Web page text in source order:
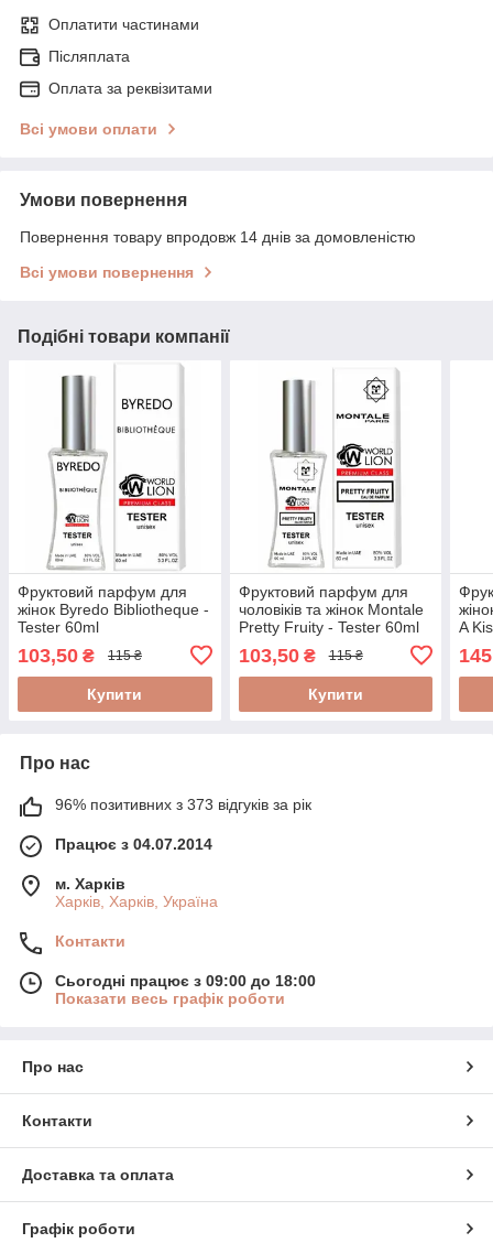
Оплатити частинами
Післяплата
Оплата за реквізитами
Всі умови оплати
Умови повернення
Повернення товару впродовж 14 днів за домовленістю
Всі умови повернення
Подібні товари компанії
Фруктовий парфум для
жінок Byredo Bibliotheque -
Tester 60ml
103,50 ₴ 115 ₴
Купити
Фруктовий парфум для
чоловіків та жінок Montale
Pretty Fruity - Tester 60ml
103,50₴ 115 ₴
Купити
A
Про нас
96% позитивних з 373 відгуків за рік
Працює з 04.07.2014
м. Харків
Харків, Харків, Україна
Контакти
Сьогодні працює з 09:00 до 18:00
Показати весь графік роботи
Про нас
Контакти
Доставка та оплата
Графік роботи